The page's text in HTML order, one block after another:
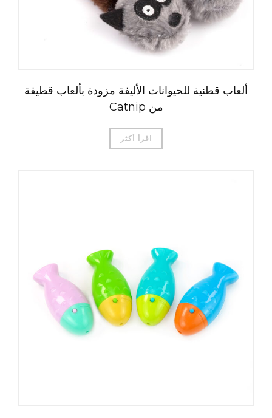
ألعاب قطنية للحيوانات الأليفة مزودة بألعاب قطيفة
من Catnip
اقرأ أكثر